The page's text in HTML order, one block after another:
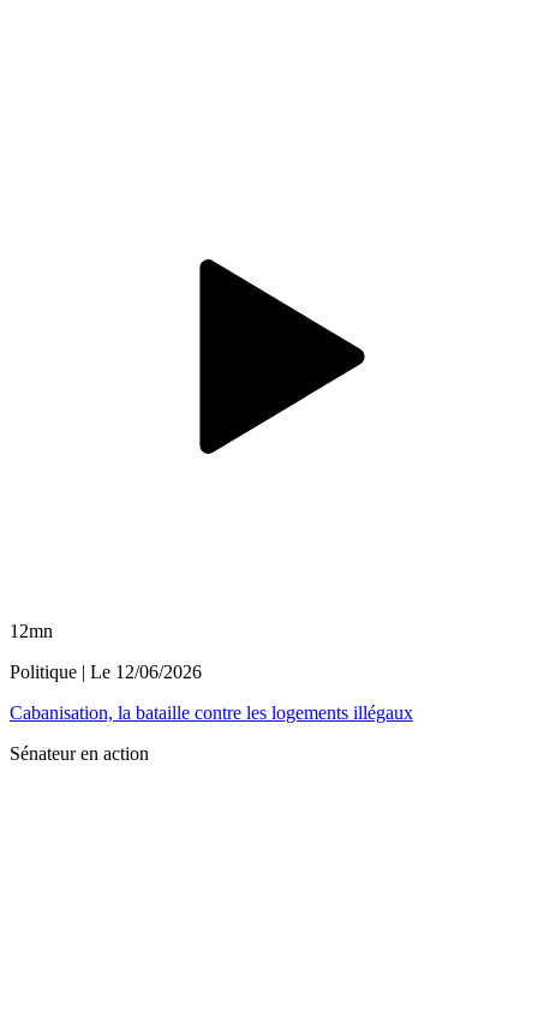
12mn
Politique | Le 12/06/2026
Cabanisation, la bataille contre les logements illégaux
Sénateur en action